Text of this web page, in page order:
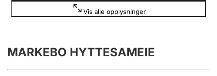
Årsregnskap
Innsending og forsinkelsesgebyr
Vis alle opplysninger
MARKEBO HYTTESAMEIE